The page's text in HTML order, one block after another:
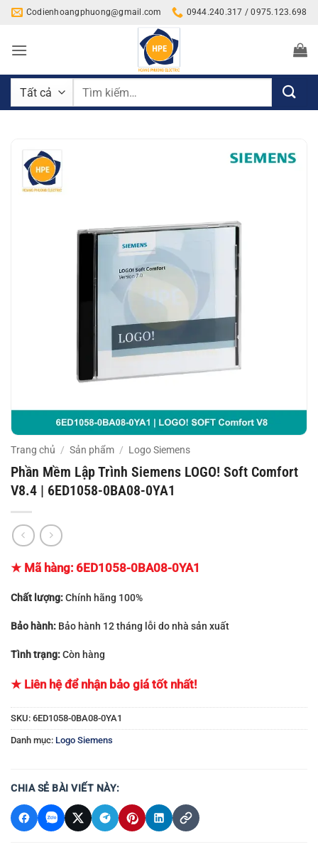
Bỏ
nội
Codienhoangphuong@gmail.com 0944.240.317 / 0975.123.698
Tìm
Trang chủ / Sản phẩm / Logo Siemens
Phần Mềm Lập Trình Siemens LOGO! Soft Comfort
V8.4 | 6ED1058-0BA08-0YA1
★ Mã hàng: 6ED1058-0BA08-0YA1
Chất lượng:Chính hãng 100%
Bảo hành: Bảo hành 12 tháng lỗi do nhà sản xuất
Tình trạng:Còn hàng
★ Liên hệ để nhận bảo giá tốt nhất!
SKU: 6ED1058-0BA08-0YA1
Danh mục: Logo Siemens
CHIA SẺ BÀI VIẾT NÀY: